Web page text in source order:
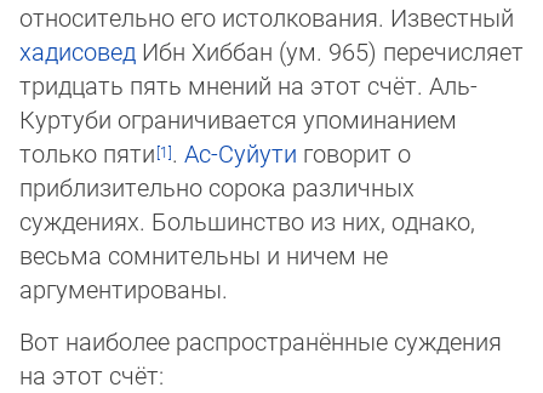
относительно его истолко­вания. Известный
хадисовед Ибн Хиббан (ум. 965) перечисляет
тридцать пять мнений на этот счёт. Аль-
Куртуби ограничивается упоминанием
только пяти
. Ас-Суйути го­во­рит о
приблизительно сорока различных
суждениях. Большинство из них, однако,
весь­ма сомнительны и ничем не
аргументированы.
Вот наиболее распространённые суждения
на этот счёт: